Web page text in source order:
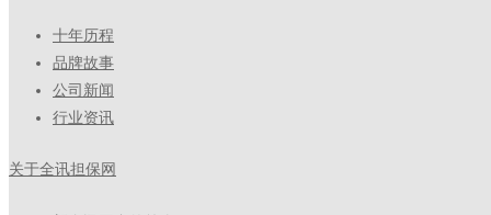
十年历程
品牌故事
公司新闻
行业资讯
关于全讯担保网